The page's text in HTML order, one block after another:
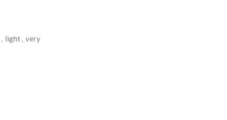
, light, very